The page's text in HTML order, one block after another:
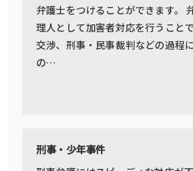
弁護士をつけることができます。
理人として加害者対応を行うこと
交渉、刑事・民事裁判などの過程
の…
刑事・少年事件